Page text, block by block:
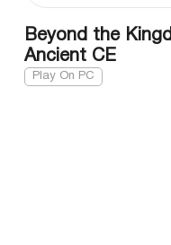
Beyond the
Ancient CE
Play On PC